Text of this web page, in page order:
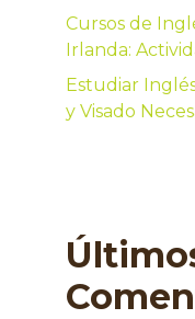
Cursos de
Irlanda:
Estudiar
y Visado